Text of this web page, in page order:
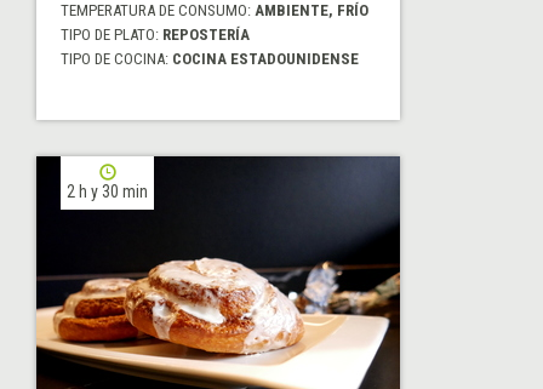
TEMPERATURA DE CONSUMO: AMBIENTE, FRÍO
TIPO DE PLATO: REPOSTERÍA
TIPO DE COCINA: COCINA ESTADOUNIDENSE
2 h y 30 min